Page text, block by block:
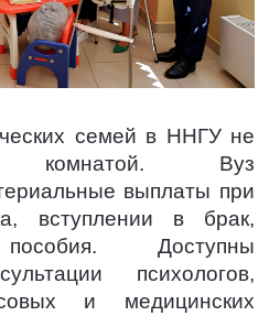
семей в ННГУ не
комнатой. Вуз
выплаты при
вступлении в брак,
Доступны
психологов,
и медицинских